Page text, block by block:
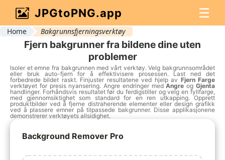
JPGtoPNG.app ☰
Home Bakgrunnsfjerningsverktøy
Fjern bakgrunner fra bildene dine uten
problemer
Isoler et emne fra bakgrunnen med vårt verktøy. Velg bakgrunnsområdet
eller bruk auto-fjern for å effektivisere prosessen. Last ned det
forbedrede bildet raskt. Finjuster resultatene ved hjelp av Fjern Farge
verktøyet for presis nyansering. Angre endringer medAngreogGjenta
handlinger. Forhåndsvis resultatet før du ferdigstiller og velg en fyllfarge,
med gjennomsiktighet som standard for en ren utkapping. Opprett
produktbilder ved å fjerne distraherende elementer eller design grafikk
ved å plassere emner på tilpassede bakgrunner. Disse applikasjonene
demonstrerer verktøyets allsidighet.
Background Remover Pro